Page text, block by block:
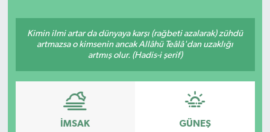
Kimin ilmi artar da dünyaya karşı (rağbeti azalarak) zühdü
artmazsa o kimsenin ancak Allâhü Teâlâ'dan uzaklığı
artmış olur. (Hadis-i şerif)
İMSAK GÜNEŞ
ÖZEL HABER
SPOR